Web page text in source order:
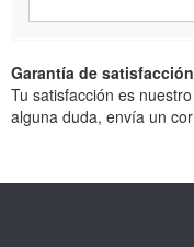
Garantía de satisfacción
Tu satisfacción es
alguna duda, envía un